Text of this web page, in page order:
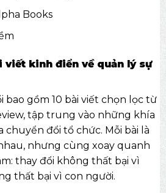
Books
viết kinh điển về quản lý sự
bao gồm 10 bài viết chọn lọc từ
tập trung vào những khía
chuyển đổi tổ chức. Mỗi bài là
nhưng cùng xoay quanh
thay đổi không thất bại vì
thất bại vì con người.